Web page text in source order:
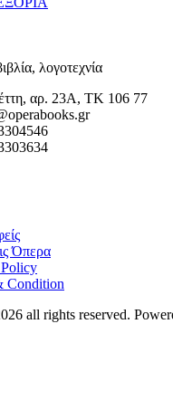
λογοτεχνία
αρ. 23Α, ΤΚ 106 77
Όπερα
Condition
all rights reserved.